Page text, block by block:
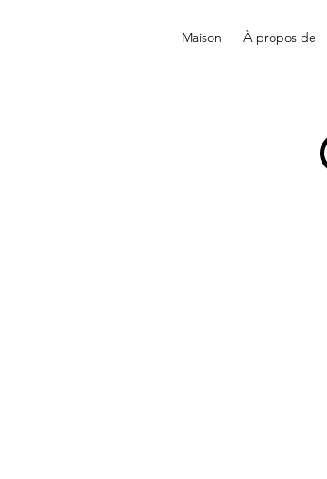
Maison À propos de